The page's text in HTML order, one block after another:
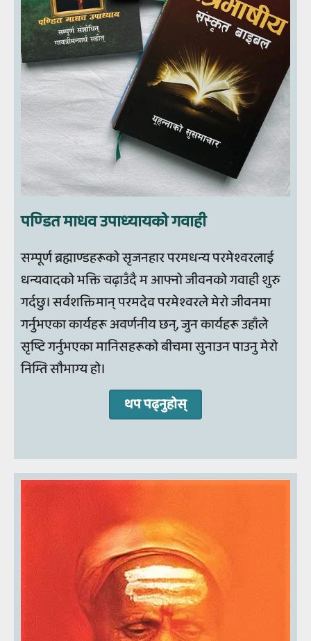
पण्‍डित माधव उपाध्‍यायको गवाही
सम्पूर्ण ब्रह्माण्डहरूको सृजनहार परमधन्य परमेश्वरलाई
धन्यवादको भक्ति चढ़ाउँदै म आफ्नो जीवनको गवाही शुरु
गर्दछु। सर्वशक्तिमान् परमदेव परमेश्वरले मेरो जीवनमा
गर्नुभएका कार्यहरू अवर्णनीय छन्, जुन कार्यहरू उहाँले
सृष्टि गर्नुभएका मानिसहरूको बीचमा सुनाउन पाउनु मेरो
निम्ति सौभाग्य हो।
थप पढ्‍नुहोस्‌